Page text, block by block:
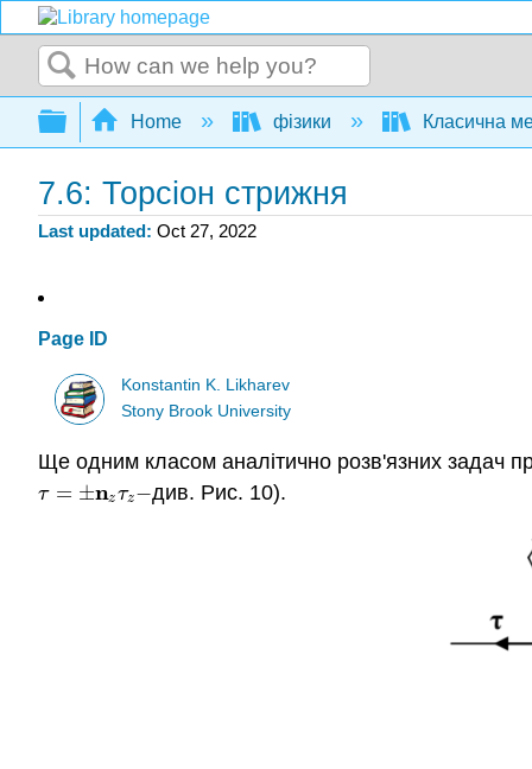
Search
Expand/collapse global hierarchy
Home фізики Класична
7.6: Торсіон стрижня
Last updated Oct 27, 2022
Page ID
Konstantin K. Likharev
Stony Brook University
Ще одним класом аналітично розв'язних задач
τ = ±nzτz−
τ=± nzτz− див. Рис. 10).